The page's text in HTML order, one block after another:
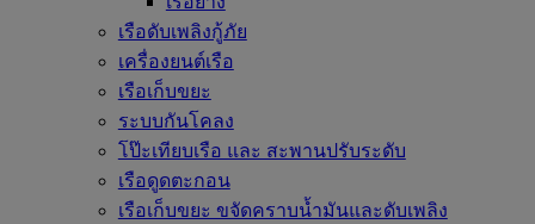
เรือดับเพลิงกู้ภัย
เครื่องยนต์เรือ
เรือเก็บขยะ
ระบบกันโคลง
โป๊ะเทียบเรือ และ สะพานปรับระดับ
เรือดูดตะกอน
เรือเก็บขยะ ขจัดคราบน้ำมันและดับเพลิง